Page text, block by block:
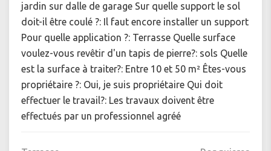
jardin sur dalle de garage Sur quelle support le sol
doit-il être coulé ?: Il faut encore installer un support
Pour quelle application ?: Terrasse Quelle surface
voulez-vous revêtir d'un tapis de pierre?: sols Quelle
est la surface à traiter?: Entre 10 et 50 m² Êtes-vous
propriétaire ?: Oui, je suis propriétaire Qui doit
effectuer le travail?: Les travaux doivent être
effectués par un professionnel agréé